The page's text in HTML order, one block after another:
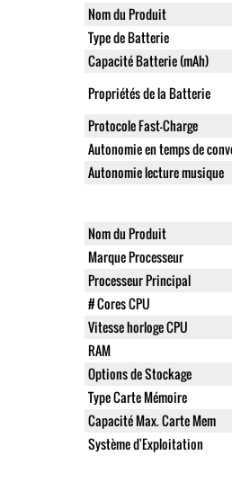
Nom du Produit
Type de Batterie
Capacité Batterie (mAh)
Propriétés de la Batterie
Protocole Fast-Charge
Autonomie en temps de
Autonomie lecture musique
Nom du Produit
Marque Processeur
Processeur Principal
# Cores CPU
Vitesse horloge CPU
RAM
Options de Stockage
Type Carte Mémoire
Capacité Max. Carte Mem
Système d'Exploitation